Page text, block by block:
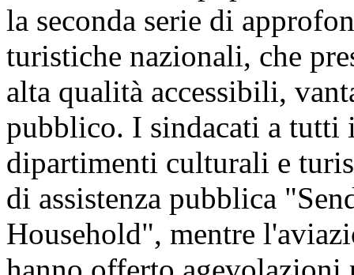
la seconda serie di
turistiche nazionali, che
alta qualità accessibili,
pubblico. I sindacati a
dipartimenti culturali e
di assistenza pubblica
Household", mentre